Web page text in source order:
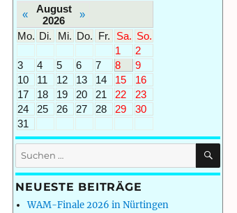
«
August
2026
»
Mo. Di. Mi. Do. Fr. Sa. So.
1
2
3
4 5 6 7 8
9
10
11 12 13 14 15
16
17
18 19 20 21 22
23
24
25 26 27 28 29
30
31
Suchen
nach:
NEUESTE BEITRÄGE
WAM-Finale 2026 in Nürtingen